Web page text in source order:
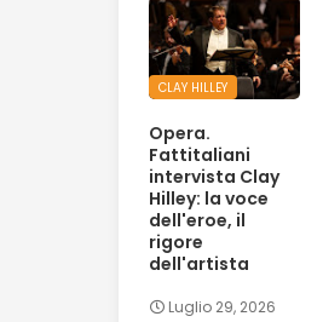
CLAY HILLEY
Opera.
Fattitaliani
intervista Clay
Hilley: la voce
dell'eroe, il
rigore
dell'artista
Luglio 29, 2026